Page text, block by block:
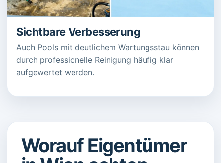
Sichtbare Verbesserung
Auch Pools mit deutlichem Wartungsstau können
durch professionelle Reinigung häufig klar
aufgewertet werden.
Worauf Eigentümer